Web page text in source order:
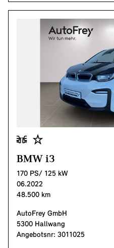
BMW i3
170 PS/ 125 kW
06.2022
48.500 km
AutoFrey GmbH
5300 Hallwang
Angebotsnr: 3011025